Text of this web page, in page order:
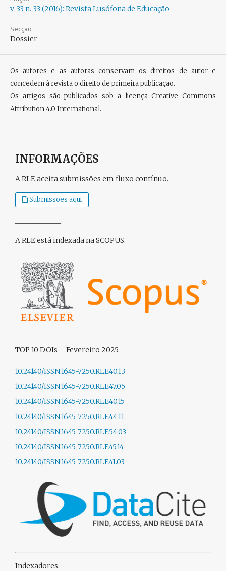
v. 33 n. 33 (2016): Revista Lusófona de Educação
Secção
Dossier
Os autores e as autoras conservam os direitos de autor e
concedem à revista o direito de primeira publicação.
Os artigos são publicados sob a licençaCreative Commons
Attribution 4.0 International.
INFORMAÇÕES
A RLE aceita submissões em fluxo contínuo.
Submissões aqui
A RLE está indexada na SCOPUS.
TOP 10 DOIs – Fevereiro 2025
10.24140/ISSN.1645-7250.RLE40.13
10.24140/ISSN.1645-7250.RLE47.05
10.24140/ISSN.1645-7250.RLE40.15
10.24140/ISSN.1645-7250.RLE44.11
10.24140/ISSN.1645-7250.RLE54.03
10.24140/ISSN.1645-7250.RLE45.14
10.24140/ISSN.1645-7250.RLE41.03
Indexadores: